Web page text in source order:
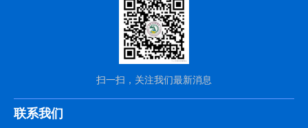
扫一扫，关注我们最新消息
联系我们